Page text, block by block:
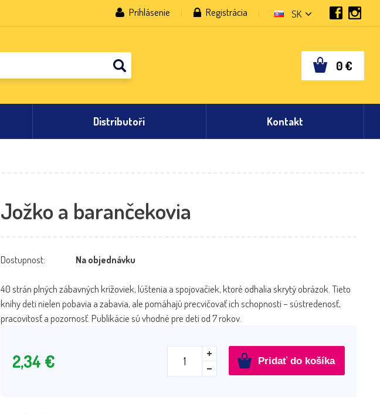
Prihlásenie Registrácia SK
0€
Distributoři Kontakt
Jožko a barančekovia
Dostupnost: Na objednávku
40 strán plných zábavných krížoviek, lúštenia a spojovačiek, ktoré odhalia skrytý obrázok. Tieto
knihy deti nielen pobavia a zabavia, ale pomáhajú precvičovať ich schopnosti – sústredenosť,
pracovitosť a pozornosť. Publikácie sú vhodné pre deti od 7 rokov.
2,34 €
Jožko
Pridať do košíka